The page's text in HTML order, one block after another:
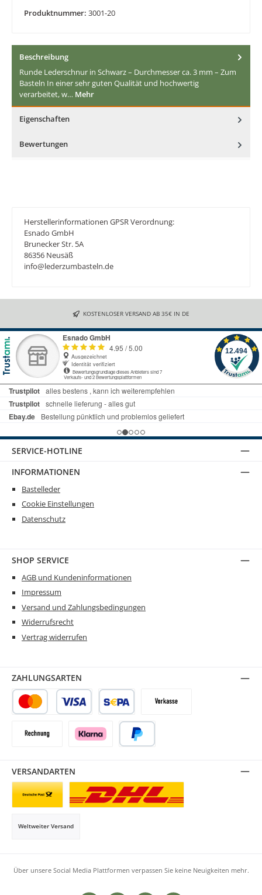
Produktnummer: 3001-20
Beschreibung
Runde Lederschnur in Schwarz – Durchmesser ca. 3 mm – Zum
Basteln In einer sehr guten Qualität und hochwertig
verarbeitet, w… Mehr
Eigenschaften
Bewertungen
Herstellerinformationen GPSR Verordnung:
Esnado GmbH
Brunecker Str. 5A
86356 Neusäß
info@lederzumbasteln.de
KOSTENLOSER VERSAND AB 35€ IN DE
SERVICE-HOTLINE
INFORMATIONEN
Bastelleder
Cookie Einstellungen
Datenschutz
SHOP SERVICE
AGB und Kundeninformationen
Impressum
Versand und Zahlungsbedingungen
Widerrufsrecht
Vertrag widerrufen
VERSANDARTEN
Weltweiter Versand
ZAHLUNGSARTEN
SEPA LastschriftVorkasse
Über unsere Social Media Plattformen verpassen Sie keine Neuigkeiten mehr.